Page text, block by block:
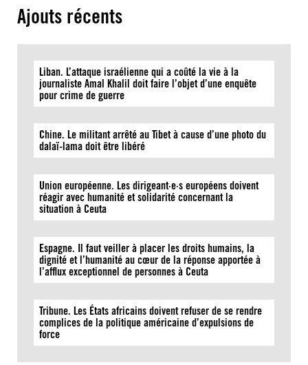
Ajouts récents
Liban. L’attaque israélienne qui a coûté la vie à la
journaliste Amal Khalil doit faire l’objet d’une enquête
pour crime de guerre
Chine. Le militant arrêté au Tibet à cause d’une photo du
dalaï-lama doit être libéré
Union européenne. Les dirigeant·e·s européens doivent
réagir avec humanité et solidarité concernant la
situation à Ceuta
Espagne. Il faut veiller à placer les droits humains, la
dignité et l’humanité au cœur de la réponse apportée à
l’afflux exceptionnel de personnes à Ceuta
Tribune. Les États africains doivent refuser de se rendre
complices de la politique américaine d’expulsions de
force